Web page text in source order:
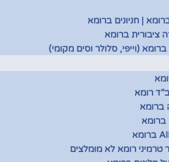
| חניונים ברומא
ציבורית ברומא
(וייפי, סלולר וסים מקומי)
רומא
ברומא
ברומא
טרמיני רומא לא מומלצים